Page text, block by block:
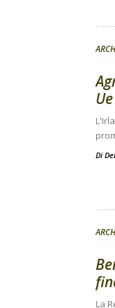
Ue
Di
La